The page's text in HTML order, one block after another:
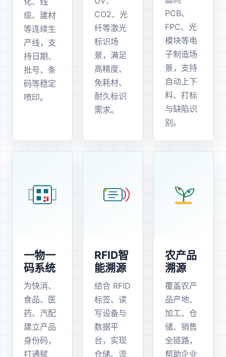
缆、建材
等连续生
产线，支
持日期、
批号、条
码等稳定
喷印。
CO2、光
纤等激光
标识场
景，满足
高精度、
免耗材、
耐久标识
需求。
PCB、
FPC、光
模块等电
子制造场
景，支持
自动上下
料、打标
与缺陷识
别。
一物一
码系统
为快消、
食品、医
药、汽配
建立产品
身份码，
打通赋
RFID智
能溯源
结合 RFID
标签、读
写设备与
数据平
台，实现
仓储、流
农产品
溯源
覆盖农产
品产地、
加工、仓
储、销售
全链路，
帮助企业